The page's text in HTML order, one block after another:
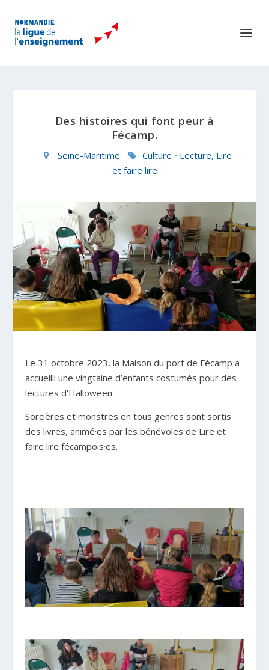
Des histoires qui font peur à
Fécamp.
Seine-Maritime Culture • Lecture, Lire
et faire lire
Le 31 octobre 2023, la Maison du port de Fécamp a
accueilli une vingtaine d’enfants costumés pour des
lectures d’Halloween.
Sorcières et monstres en tous genres sont sortis
des livres, animé·es par les bénévoles de Lire et
faire lire fécampois·es.